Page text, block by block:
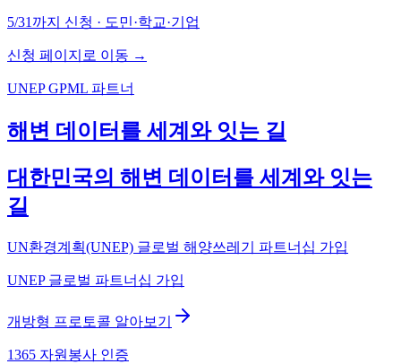
5/31까지 신청 · 도민·학교·기업
신청 페이지로 이동 →
UNEP GPML 파트너
해변 데이터를 세계와 잇는 길
대한민국의 해변 데이터를 세계와 잇는
길
UN환경계획(UNEP) 글로벌 해양쓰레기 파트너십 가입
UNEP 글로벌 파트너십 가입
개방형 프로토콜 알아보기
1365 자원봉사 인증